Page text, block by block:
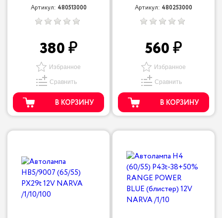
Артикул: 480513000
380
Избранное
Сравнить
В КОРЗИНУ
Артикул: 480253000
560
Избранное
Сравнить
В КОРЗИНУ